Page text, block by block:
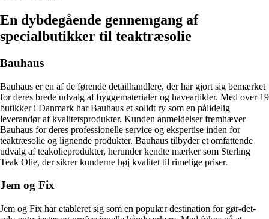
En dybdegående gennemgang af
specialbutikker til teaktræsolie
Bauhaus
Bauhaus er en af de førende detailhandlere, der har gjort sig bemærket
for deres brede udvalg af byggematerialer og haveartikler. Med over 19
butikker i Danmark har Bauhaus et solidt ry som en pålidelig
leverandør af kvalitetsprodukter. Kunden anmeldelser fremhæver
Bauhaus for deres professionelle service og ekspertise inden for
teaktræsolie og lignende produkter. Bauhaus tilbyder et omfattende
udvalg af teakolieprodukter, herunder kendte mærker som Sterling
Teak Olie, der sikrer kunderne høj kvalitet til rimelige priser.
Jem og Fix
Jem og Fix har etableret sig som en populær destination for gør-det-